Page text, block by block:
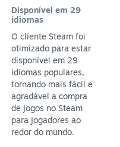
Disponível em 29
idiomas
O cliente Steam foi
otimizado para estar
disponível em 29
idiomas populares,
tornando mais fácil e
agradável a compra
de jogos no Steam
para jogadores ao
redor do mundo.